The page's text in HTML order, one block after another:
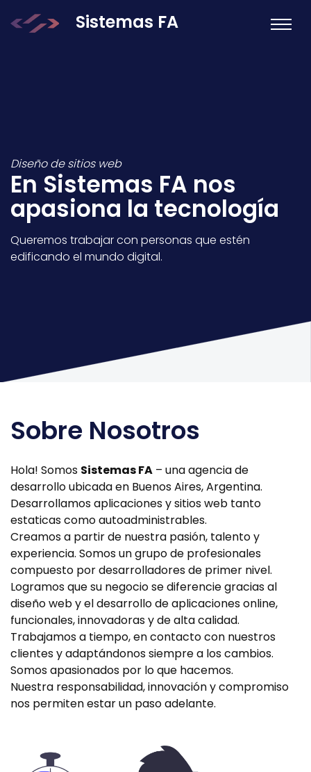
Sistemas FA
Diseño de sitios web
En Sistemas FA nos
apasiona la tecnología
Queremos trabajar con personas que estén
edificando el mundo digital.
Sobre Nosotros
Hola! Somos Sistemas FA – una agencia de
desarrollo ubicada en Buenos Aires, Argentina.
Desarrollamos aplicaciones y sitios web tanto
estaticas como autoadministrables.
Creamos a partir de nuestra pasión, talento y
experiencia. Somos un grupo de profesionales
compuesto por desarrolladores de primer nivel.
Logramos que su negocio se diferencie gracias al
diseño web y el desarrollo de aplicaciones online,
funcionales, innovadoras y de alta calidad.
Trabajamos a tiempo, en contacto con nuestros
clientes y adaptándonos siempre a los cambios.
Somos apasionados por lo que hacemos.
Nuestra responsabilidad, innovación y compromiso
nos permiten estar un paso adelante.